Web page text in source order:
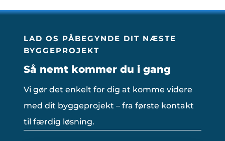
LAD OS PÅBEGYNDE DIT NÆSTE
BYGGEPROJEKT
Så nemt kommer du i gang
Vi gør det enkelt for dig at komme videre
med dit byggeprojekt – fra første kontakt
til færdig løsning.